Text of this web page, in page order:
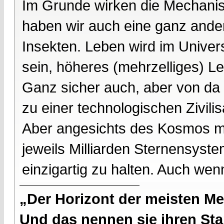
Im Grunde wirken die
haben wir auch eine ganz
Insekten. Leben wird im
sein, höheres (mehrzelliges)
Ganz sicher auch, aber von
zu einer technologischen
Aber angesichts des Kosmos
jeweils Milliarden
einzigartig zu halten. Auch
„Der Horizont der meisten
Und das nennen sie ihren